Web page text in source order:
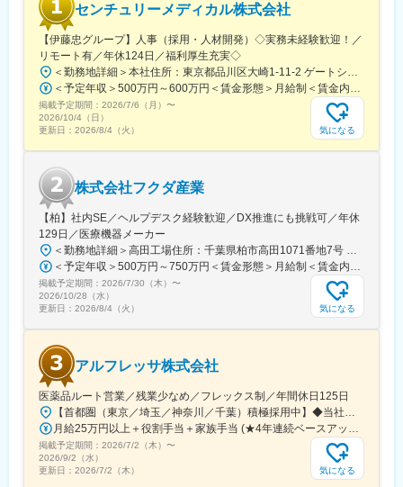
センチュリーメディカル株式会社
【伊藤忠グループ】人事（採用・人材開発）◇実務未経験歓迎！／
リモート有／年休124日／福利厚生充実◇
＜勤務地詳細＞本社住所：東京都品川区大崎1-11-2 ゲートシティ大崎イーストタワー22Ｆ勤務地最寄駅：JR山手線／大崎駅受動喫煙対策：屋内全面禁煙変更の範囲：会社の定める事業所（リモートワーク含む）
＜予定年収＞500万円～600万円＜賃金形態＞月給制＜賃金内訳＞月額（基本給）：300,000円～350,000円＜月給＞300,000円～350,000円＜昇給有無＞有＜残業手当＞有＜給与補足＞上記年収は、あくまで目安であり、前職・経験を考慮し検討させて頂きます。■昇給：あり■賞与：あり※会社業績と個人業績に応じて算定されます。賃金はあくまでも目安の金額であり、選考を通じて上下する可能性があります。月給(月額)は固定手当を含めた表記です。
掲載予定期間： 2026/7/6（月） 〜
2026/10/4（日）
更新日： 2026/8/4（火） 気になる
株式会社フクダ産業
【柏】社内SE／ヘルプデスク経験歓迎／DX推進にも挑戦可／年休
129日／医療機器メーカー
＜勤務地詳細＞高田工場住所：千葉県柏市高田1071番地7号 勤務地最寄駅：つくばエクスプレス線／柏の葉キャンパス駅受動喫煙対策：屋内全面禁煙変更の範囲：【変更の範囲：流山本社および高田工場】
＜予定年収＞500万円～750万円＜賃金形態＞月給制＜賃金内訳＞月額（基本給）：300,000円～430,000円＜月給＞300,000円～430,000円＜昇給有無＞有＜残業手当＞有＜給与補足＞※経験・スキルを考慮の上決定いたします。■賞与：年2回（7月・12月）※昨年実績4.2ヶ月■昇給：年1回（1月）■モデル年収：・年収580万円 主任（月給34万円×12ヶ月＋諸手当）・年収820万円 課長（月給48万円×12ヶ月＋諸手当）賃金はあくまでも目安の金額であり、選考を通じて上下する可能性があります。月給(月額)は固定手当を含めた表記です。
掲載予定期間： 2026/7/30（木） 〜
2026/10/28（水）
更新日： 2026/8/4（火） 気になる
アルフレッサ株式会社
医薬品ルート営業／残業少なめ／フレックス制／年間休日125日
【首都圏（東京／埼玉／神奈川／千葉）積極採用中】◆当社が展開する【北海道／関東／首都圏／中部／近畿／九州】の各事業所へご希望を考慮した上で配属となります。【北海道】北海道【関東】栃木／群馬／茨城／長野／山梨／新潟【首都圏】東京／埼玉／神奈川／千葉★積極採用エリア【中部】静岡／愛知／三重／岐阜【近畿】滋賀／兵庫／大阪／京都／奈良／和歌山【九州】福岡／長崎／熊本／大分／宮崎／鹿児島各事業所の詳細については、弊社HPよりご確認ください※「企業情報」→「拠点」よりご確認いただけます。屋内禁煙(※喫煙室あり※禁煙タイムあり※喫煙室での就労はありません)
月給25万円以上＋役割手当＋家族手当 (★4年連続ベースアップ実施！)※時間外手当別途支給※年齢、経験、能力を考慮の上、優遇します
掲載予定期間： 2026/7/2（木） 〜
2026/9/2（水）
更新日： 2026/7/2（木） 気になる